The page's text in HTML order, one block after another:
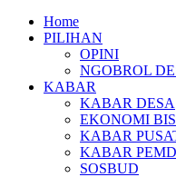
Home
PILIHAN
OPINI
NGOBROL
KABAR
KABAR DESA
EKONOMI
KABAR
KABAR
SOSBUD